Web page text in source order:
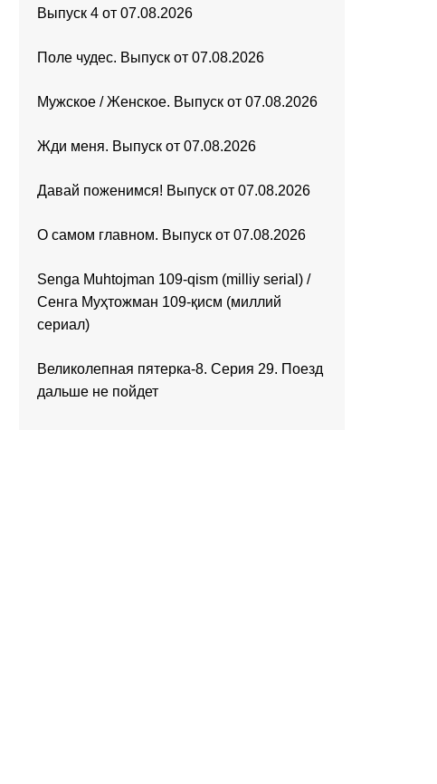
Выпуск 4 от 07.08.2026
Поле чудес. Выпуск от 07.08.2026
Мужское / Женское. Выпуск от 07.08.2026
Жди меня. Выпуск от 07.08.2026
Давай поженимся! Выпуск от 07.08.2026
О самом главном. Выпуск от 07.08.2026
Senga Muhtojman 109-qism (milliy serial) /
Сенга Муҳтожман 109-қисм (миллий
сериал)
Великолепная пятерка-8. Серия 29. Поезд
дальше не пойдет